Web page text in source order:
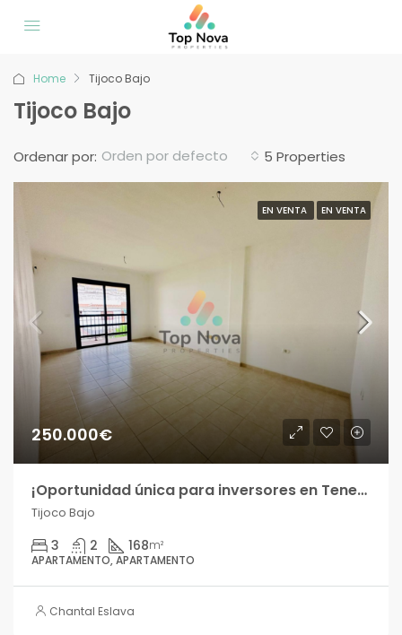
Home Tijoco Bajo
Tijoco Bajo
5 Properties
Ordenar por: Orden por defecto
EN VENTA EN VENTA
250.000€
¡Oportunidad única para inversores en Tenerife Sur! Apartamento de 3 dormitorios A ESTRENAR con terraza en Tijoco Bajo!!
Tijoco Bajo
3 2 168m²
APARTAMENTO, APARTAMENTO
Chantal Eslava